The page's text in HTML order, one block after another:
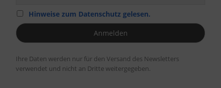
Hinweise zum Datenschutz gelesen.
Ihre Daten werden nur für den Versand des Newsletters
verwendet und nicht an Dritte weitergegeben.